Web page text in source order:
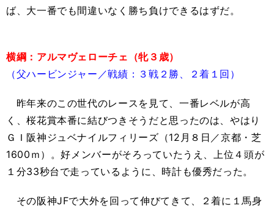
ば、大一番でも間違いなく勝ち負けできるはずだ。
横綱：アルマヴェローチェ（牝３歳）
（父ハービンジャー／戦績：３戦２勝、２着１回）
昨年来のこの世代のレースを見て、一番レベルが高
く、桜花賞本番に結びつきそうだと思ったのは、やはり
ＧＩ阪神ジュベナイルフィリーズ（12月８日／京都・芝
1600ｍ）。好メンバーがそろっていたうえ、上位４頭が
１分33秒台で走っているように、時計も優秀だった。
その阪神JFで大外を回って伸びてきて、２着に１馬身